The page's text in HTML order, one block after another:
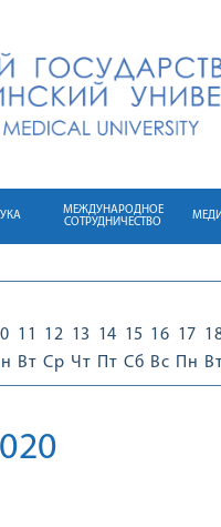
МЕЖДУНАРОДНОЕ
СОТРУДНИЧЕСТВО
11
Вт
12
Ср
13
Чт
14
Пт
15
Сб
16
Вс
17
Пн